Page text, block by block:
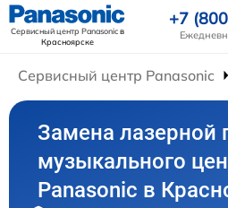
Сервисный центр Panasonicв
Красноярске
+7
Сервисный центр Panasonic
Замена лазерной
музыкального
Panasonic в